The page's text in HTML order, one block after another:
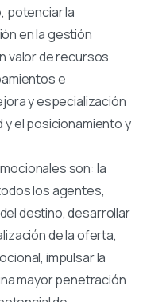
potenciar la
en la gestión
valor de recursos
e
y especialización
el posicionamiento y
son: la
los agentes,
destino, desarrollar
de la oferta,
impulsar la
mayor penetración